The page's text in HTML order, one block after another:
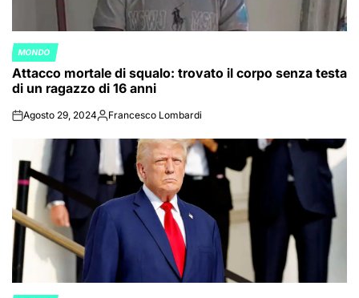
POSTED
IN
MONDO
Attacco mortale di squalo: trovato il corpo senza testa
di un ragazzo di 16 anni
onAgosto 29, 2024Posted
Francesco Lombardi